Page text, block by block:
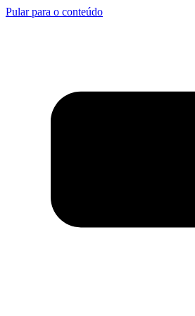
Pular para o conteúdo